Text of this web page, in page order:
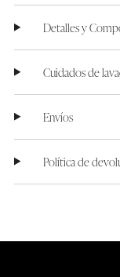
Detalles y
Cuidados de
Envíos
Política de